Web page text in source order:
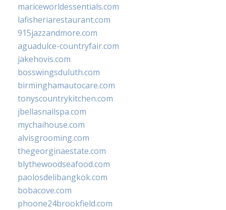
mariceworldessentials.com
lafisheriarestaurant.com
915jazzandmore.com
aguadulce-countryfair.com
jakehovis.com
bosswingsduluth.com
birminghamautocare.com
tonyscountrykitchen.com
jbellasnailspa.com
mychaihouse.com
alvisgrooming.com
thegeorginaestate.com
blythewoodseafood.com
paolosdelibangkok.com
bobacove.com
phoone24brookfield.com